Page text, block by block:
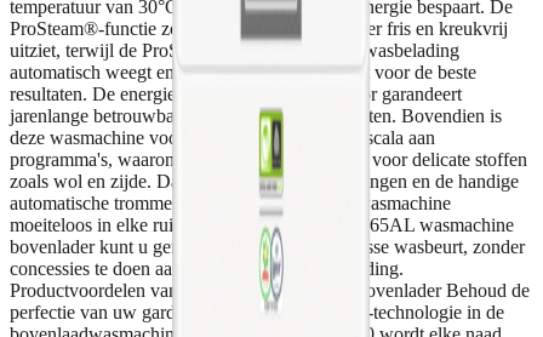
temperatuur van 30°C, terwijl je tot wel 30% energie bespaart. De
ProSteam®-functie zorgt ervoor dat je kleding er fris en kreukvrij
uitziet, terwijl de ProSense®-technologie elke wasbelading
automatisch weegt en de cyclus daarop aanpast voor de beste
resultaten. De energiezuinige EcoInverter-motor garandeert
jarenlange betrouwbaarheid en lage energiekosten. Bovendien is
deze wasmachine voorzien van een uitgebreid scala aan
programma's, waaronder speciale programma's voor delicate stoffen
zoals wol en zijde. Dankzij de compacte afmetingen en de handige
automatische trommelpositionering past deze wasmachine
moeiteloos in elke ruimte. Met de AEG LTR8765AL wasmachine
bovenlader kunt u genieten van een schone, frisse wasbeurt, zonder
concessies te doen aan de kwaliteit van uw kleding.
Productvoordelen van de AEG LTR8765AL bovenlader Behoud de
perfectie van uw garderobe Met de PowerCare-technologie in de